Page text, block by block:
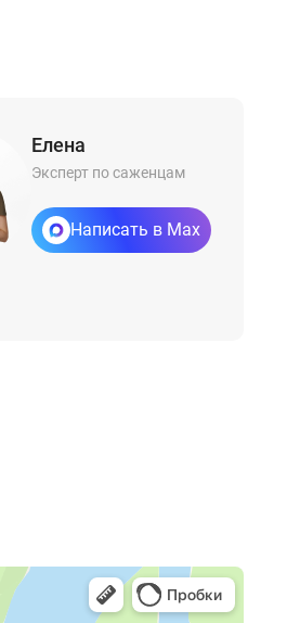
Елена
Эксперт по саженцам
Написать в Max